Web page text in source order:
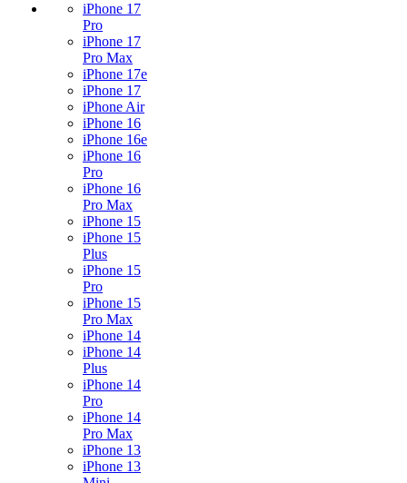
iPhone 17
Pro
iPhone 17
Pro Max
iPhone 17e
iPhone 17
iPhone Air
iPhone 16
iPhone 16e
iPhone 16
Pro
iPhone 16
Pro Max
iPhone 15
iPhone 15
Plus
iPhone 15
Pro
iPhone 15
Pro Max
iPhone 14
iPhone 14
Plus
iPhone 14
Pro
iPhone 14
Pro Max
iPhone 13
iPhone 13